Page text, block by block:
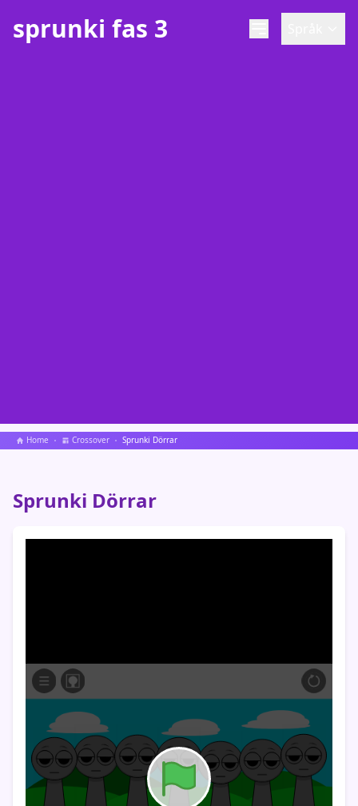
sprunki fas 3
Home Crossover Sprunki Dörrar
Sprunki Dörrar